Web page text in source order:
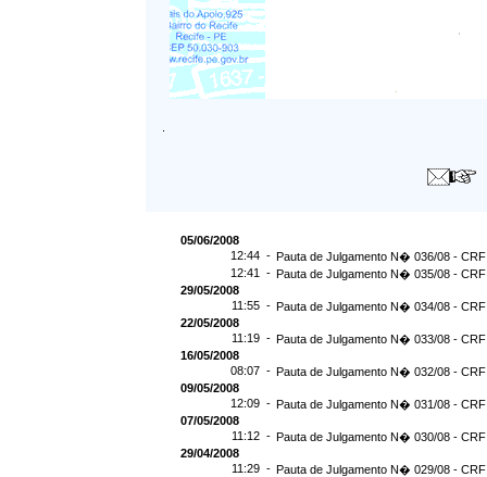
05/06/2008
12:44 - Pauta de Julgamento N� 036/08 - CRF
12:41 - Pauta de Julgamento N� 035/08 -
29/05/2008
11:55 - Pauta de Julgamento N� 034/08 -
22/05/2008
11:19 - Pauta de Julgamento N� 033/08 -
16/05/2008
08:07 - Pauta de Julgamento N� 032/08 -
09/05/2008
12:09 - Pauta de Julgamento N� 031/08 -
07/05/2008
11:12 - Pauta de Julgamento N� 030/08 -
29/04/2008
11:29 - Pauta de Julgamento N� 029/08 -